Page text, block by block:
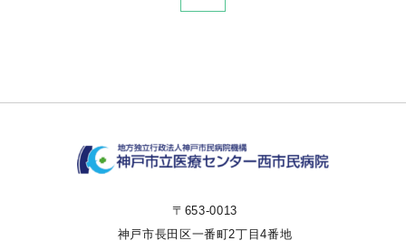
〒653-0013
神戸市長田区一番町2丁目4番地